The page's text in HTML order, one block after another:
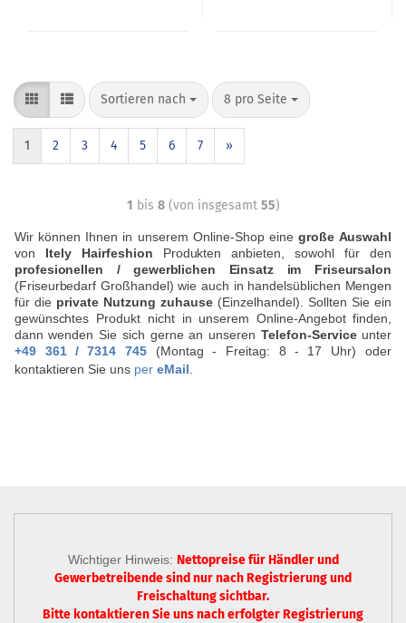
Sortieren nach 8 pro Seite
1 2 3 4 5 6 7 »
1 bis 8(von insgesamt 55)
Wir können Ihnen in unserem Online-Shop einegroße Auswahl
von Itely Hairfeshion Produkten anbieten, sowohl für den
profesionellen / gewerblichen Einsatz im Friseursalon
(Friseurbedarf Großhandel) wie auch in handelsüblichen Mengen
für die private Nutzung zuhause(Einzelhandel). Sollten Sie ein
gewünschtes Produkt nicht in unserem Online-Angebot finden,
dann wenden Sie sich gerne an unseren Telefon-Serviceunter
+49 361 / 7314 745 (Montag - Freitag: 8 -
17 Uhr) oder
kontaktieren Sie uns pereMail
Wichtiger Hinweis: Nettopreise für Händler und
Gewerbetreibende sind nurnach Registrierungund
Freischaltung sichtbar.
Bitte kontaktieren Sie uns nach erfolgter Registrierung